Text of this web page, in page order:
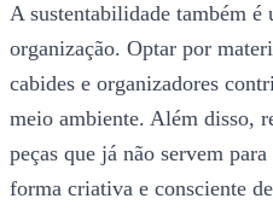
A sustentabilidade também
organização. Optar por
cabides e organizadores
meio ambiente. Além disso,
peças que já não servem
forma criativa e consciente